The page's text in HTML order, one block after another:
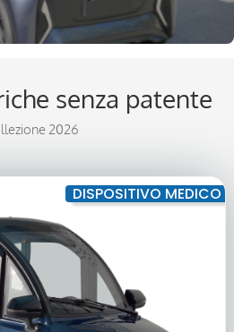
senza patente
2026
DISPOSITIVO MEDICO